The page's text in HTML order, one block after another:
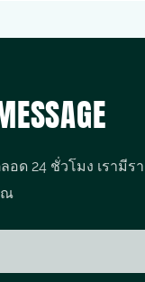
อด 24 ชั่วโมง เรา
ณ